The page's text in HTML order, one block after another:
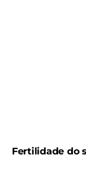
Fertilidade do